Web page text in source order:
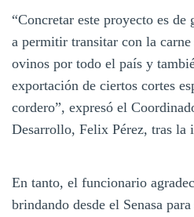
“Concretar este proyecto es
a permitir transitar con la
ovinos por todo el país y
exportación de ciertos cortes
cordero”, expresó el
Desarrollo, Felix Pérez, tras la
En tanto, el funcionario
brindando desde el Senasa